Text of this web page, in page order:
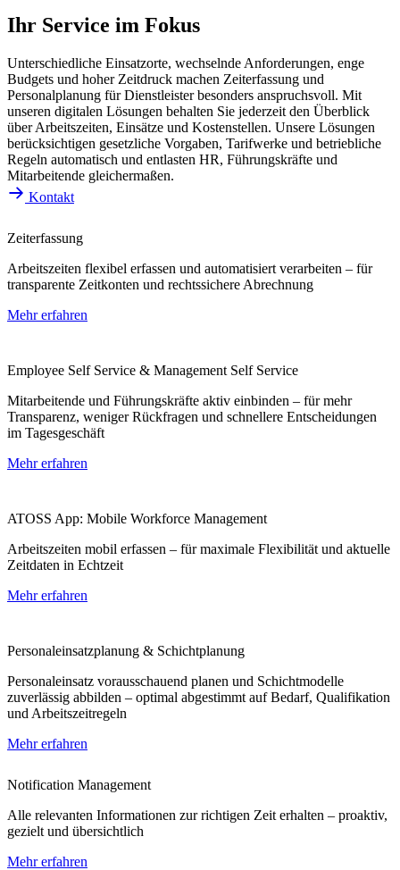
Ihr Service im Fokus
Unterschiedliche Einsatzorte, wechselnde Anforderungen, enge
Budgets und hoher Zeitdruck machen Zeiterfassung und
Personalplanung für Dienstleister besonders anspruchsvoll. Mit
unseren digitalen Lösungen behalten Sie jederzeit den Überblick
über Arbeitszeiten, Einsätze und Kostenstellen. Unsere Lösungen
berücksichtigen gesetzliche Vorgaben, Tarifwerke und betriebliche
Regeln automatisch und entlasten HR, Führungskräfte und
Mitarbeitende gleichermaßen.
Kontakt
Zeiterfassung
Arbeitszeiten flexibel erfassen und automatisiert verarbeiten – für
transparente Zeitkonten und rechtssichere Abrechnung
Mehr erfahren
Employee Self Service & Management Self Service
Mitarbeitende und Führungskräfte aktiv einbinden – für mehr
Transparenz, weniger Rückfragen und schnellere Entscheidungen
im Tagesgeschäft
Mehr erfahren
ATOSS App: Mobile Workforce Management
Arbeitszeiten mobil erfassen – für maximale Flexibilität und aktuelle
Zeitdaten in Echtzeit
Mehr erfahren
Personaleinsatzplanung & Schichtplanung
Personaleinsatz vorausschauend planen und Schichtmodelle
zuverlässig abbilden – optimal abgestimmt auf Bedarf, Qualifikation
und Arbeitszeitregeln
Mehr erfahren
Notification Management
Alle relevanten Informationen zur richtigen Zeit erhalten – proaktiv,
gezielt und übersichtlich
Mehr erfahren